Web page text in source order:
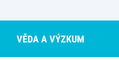
VĚDA A VÝZKUM